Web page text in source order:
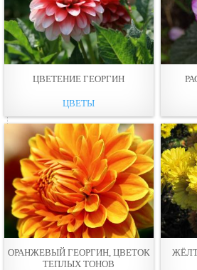
ЦВЕТЕНИЕ ГЕОРГИН
ЦВЕТЫ
ОРАНЖЕВЫЙ ГЕОРГИН, ЦВЕТОК
ТЕПЛЫХ ТОНОВ